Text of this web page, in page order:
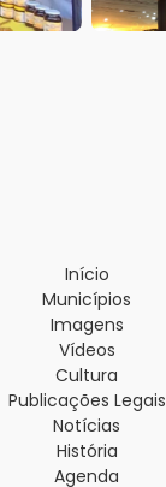
Início
Municípios
Imagens
Vídeos
Cultura
Publicações Legais
Notícias
História
Agenda